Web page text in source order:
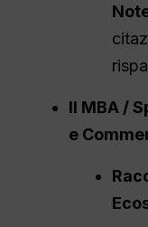
Il MBA /
e